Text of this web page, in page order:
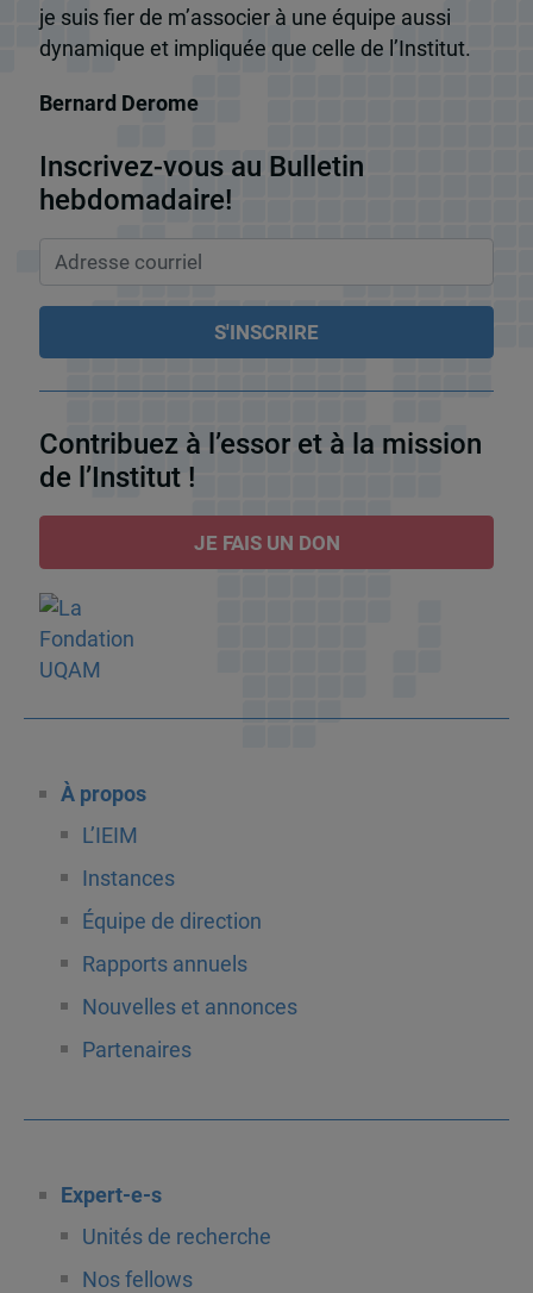
je suis fier de m’associer à une équipe aussi
dynamique et impliquée que celle de l’Institut.
Bernard Derome
Inscrivez-vous au Bulletin
hebdomadaire!
Contribuez à l’essor et à la mission
de l’Institut !
JE FAIS UN DON
À propos
L’IEIM
Instances
Équipe de direction
Rapports annuels
Nouvelles et annonces
Partenaires
Expert-e-s
Unités de recherche
Nos fellows